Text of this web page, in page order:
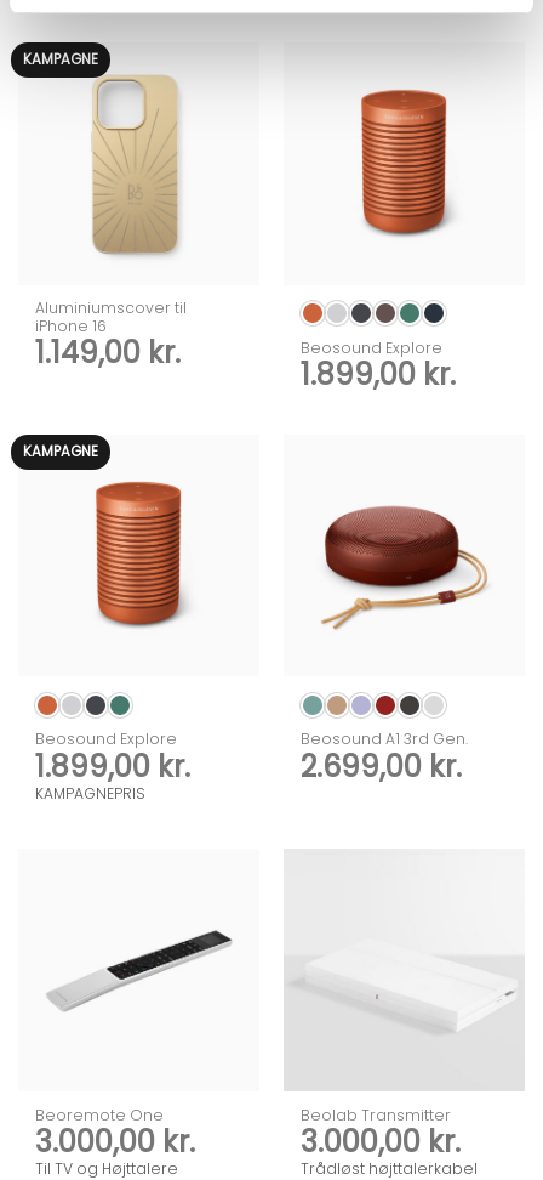
KAMPAGNE
Aluminiumscover til
iPhone 16
1.149,00 kr. Beosound Explore
1.899,00 kr.
KAMPAGNE
Beosound Explore
1.899,00 kr.
KAMPAGNEPRIS
Beosound A1 3rd Gen.
2.699,00 kr.
Beoremote One
3.000,00 kr.
Til TV og Højttalere
Beolab Transmitter
3.000,00 kr.
Trådløst højttalerkabel